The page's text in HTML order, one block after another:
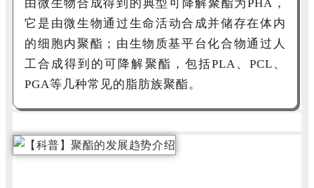
由 微生物合成得到的典型可降解聚酯为PHA ，
它是由微生物通过生命活动合成并储存在体内
的细胞内聚酯；由生物质基平台化合物通过人
工合成得到的可降解聚酯，包括PLA 、 PCL 、
PGA等几种常见的脂肪族聚酯。